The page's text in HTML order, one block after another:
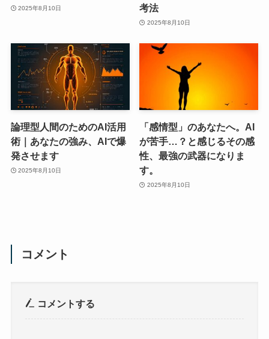
2025年8月10日
考法
2025年8月10日
論理型人間のためのAI活用
術｜あなたの強み、AIで爆
発させます
2025年8月10日
「感情型」のあなたへ。AI
が苦手…？と感じるその感
性、最強の武器になりま
す。
2025年8月10日
コメント
コメントする